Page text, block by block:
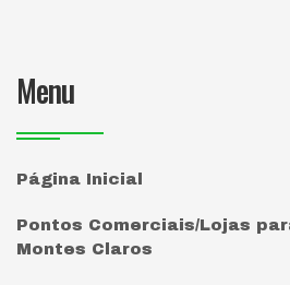
Menu
Página Inicial
Pontos Comerciais/Lojas
Montes Claros